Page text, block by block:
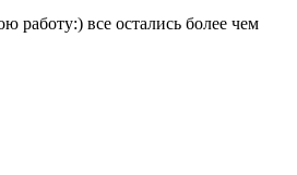
работу:) все остались более чем